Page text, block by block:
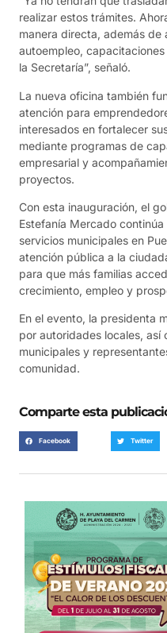
realizar estos trámites.
manera directa, además de
autoempleo,
la Secretaría”, señaló.
La nueva oficina también
atención para
interesados en fortalecer
mediante programas de
empresarial y
proyectos.
Con esta inauguración, el
Estefanía Mercado
servicios municipales en
atención pública a la
para que más familias
crecimiento, empleo y
En el evento, la presidenta
por autoridades locales,
municipales y
comunidad.
Comparte esta
Facebook Twitter